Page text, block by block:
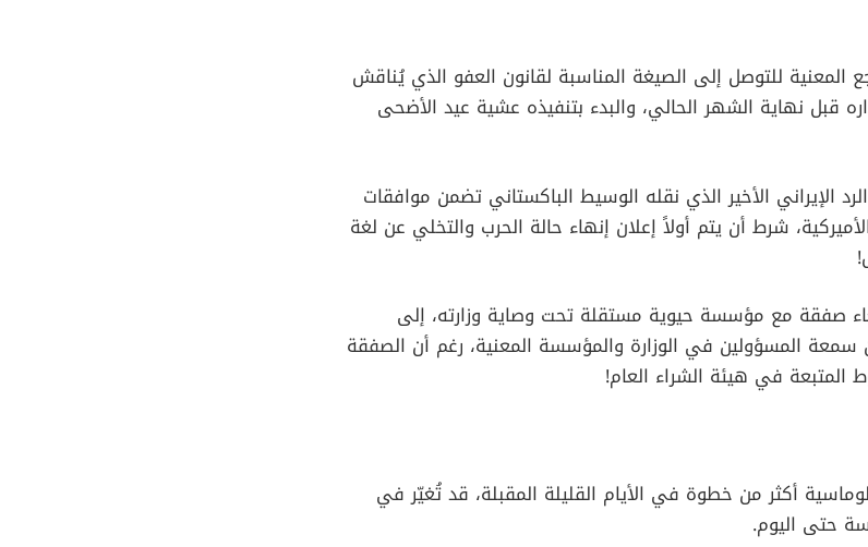
للتوصل إلى الصيغة المناسبة لقانون العفو الذي يُناقش
قبل نهاية الشهر الحالي، والبدء بتنفيذه عشية عيد الأضحى
الإيراني الأخير الذي نقله الوسيط الباكستاني تضمن موافقات
الأميركية، شرط أن يتم أولاً إعلان إنهاء حالة الحرب والتخلي عن لغة
صفقة مع مؤسسة حيوية مستقلة تحت وصاية وزارته، إلى
سمعة المسؤولين في الوزارة والمؤسسة المعنية، رغم أن الصفقة
في هيئة الشراء العام!
أكثر من خطوة في الأيام القليلة المقبلة، قد تُغيّر في
حتى اليوم.